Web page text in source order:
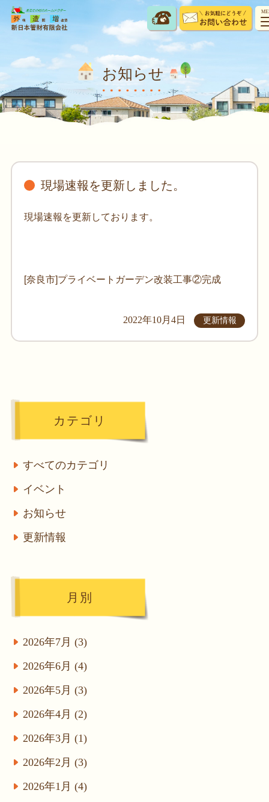
お知らせ
現場速報を更新しました。
現場速報を更新しております。
[奈良市]プライベートガーデン改装工事②完成
2022年10月4日 更新情報
カテゴリ
すべてのカテゴリ
イベント
お知らせ
更新情報
月別
2026年7月 (3)
2026年6月 (4)
2026年5月 (3)
2026年4月 (2)
2026年3月 (1)
2026年2月 (3)
2026年1月 (4)